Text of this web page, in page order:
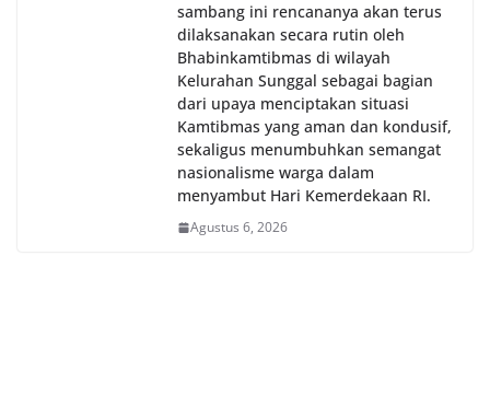
sambang ini rencananya akan terus
dilaksanakan secara rutin oleh
Bhabinkamtibmas di wilayah
Kelurahan Sunggal sebagai bagian
dari upaya menciptakan situasi
Kamtibmas yang aman dan kondusif,
sekaligus menumbuhkan semangat
nasionalisme warga dalam
menyambut Hari Kemerdekaan RI.
Agustus 6, 2026